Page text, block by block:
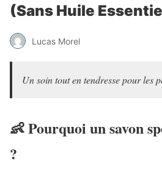
(Sans Huile
Lucas Morel
Un soin tout en tendresse pour les
👶 Pourquoi un savon
?